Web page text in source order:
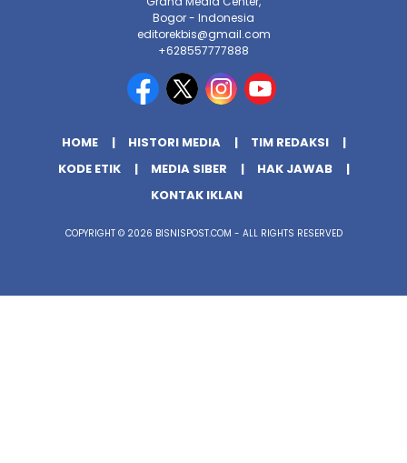
Bogor - Indonesia
editorekbis@gmail.com
+628557777888
HOME HISTORI MEDIA
TIM REDAKSI
KODE ETIK
MEDIA SIBER
HAK JAWAB
KONTAK IKLAN
COPYRIGHT © 2026 BISNISPOST.COM - ALL RIGHTS RESERVED